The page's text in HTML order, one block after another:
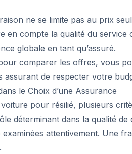
ne se limite pas au prix
en compte la qualité du service
globale en tant qu’assuré.
comparer les offres, vous
de respecter votre
le Choix d’une Assurance
pour résilié, plusieurs
déterminant dans la qualité
attentivement. Une